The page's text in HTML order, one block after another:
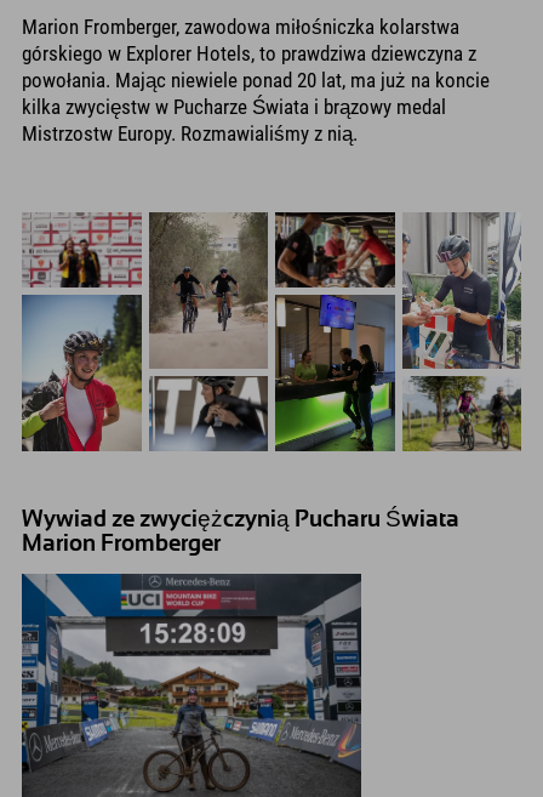
Marion Fromberger, zawodowa miłośniczka kolarstwa
górskiego w Explorer Hotels, to prawdziwa dziewczyna z
powołania. Mając niewiele ponad 20 lat, ma już na koncie
kilka zwycięstw w Pucharze Świata i brązowy medal
Mistrzostw Europy. Rozmawialiśmy z nią.
Wywiad ze zwyciężczynią Pucharu Świata
Marion Fromberger